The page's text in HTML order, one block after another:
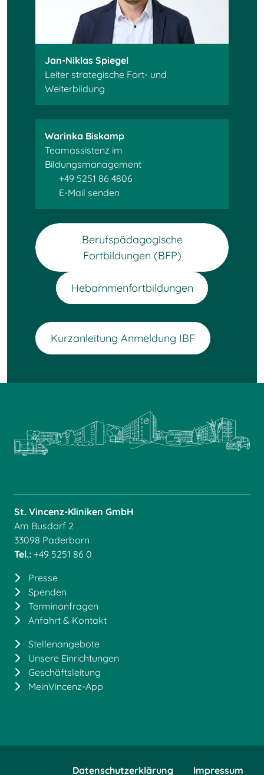
Jan-Niklas Spiegel
Leiter strategische Fort- und
Weiterbildung
Warinka Biskamp
Teamassistenz im
Bildungsmanagement
+49 5251 86 4806
E-Mail senden
Berufspädagogische
Fortbildungen (BFP)
Hebammenfortbildungen
Kurzanleitung Anmeldung IBF
St. Vincenz-Kliniken GmbH
Am Busdorf 2
33098 Paderborn
Tel.: +49 5251 86 0
Presse
Spenden
Terminanfragen
Anfahrt & Kontakt
Stellenangebote
Unsere Einrichtungen
Geschäftsleitung
MeinVincenz-App
Datenschutzerklärung Impressum